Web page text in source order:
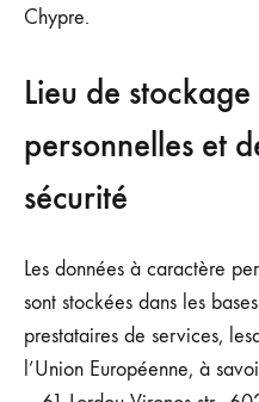
Chypre.
Lieu de
personnelles et
sécurité
Les données à caractère
sont stockées dans les
prestataires de services,
l’Union Européenne, à